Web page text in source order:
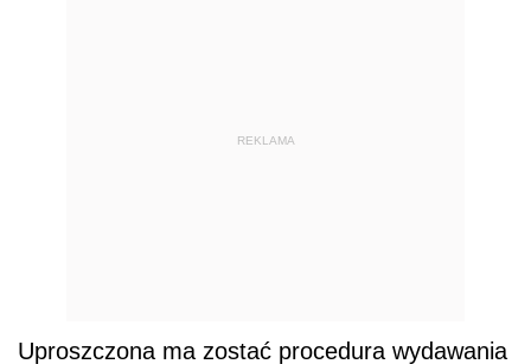
REKLAMA
Uproszczona ma zostać procedura wydawania